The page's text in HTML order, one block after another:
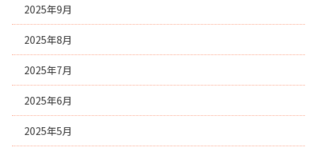
2025年9月
2025年8月
2025年7月
2025年6月
2025年5月